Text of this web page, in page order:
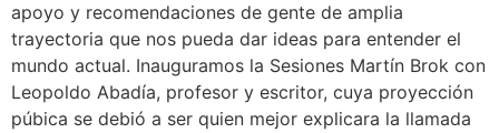
apoyo y recomendaciones de gente de amplia
trayectoria que nos pueda dar ideas para entender el
mundo actual. Inauguramos la Sesiones Martín Brok con
Leopoldo Abadía, profesor y escritor, cuya proyección
púbica se debió a ser quien mejor explicara la llamada